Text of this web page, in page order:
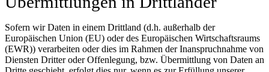
Sofern wir Daten in einem Drittland (d.h. außerhalb der
Europäischen Union (EU) oder des Europäischen Wirtschaftsraums
(EWR)) verarbeiten oder dies im Rahmen der Inanspruchnahme von
Diensten Dritter oder Offenlegung, bzw. Übermittlung von Daten an